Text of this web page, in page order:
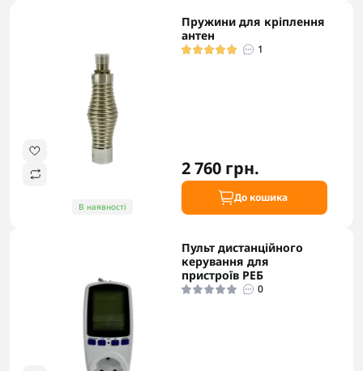
В наявності
Пружини для кріплення
антен
1
2 760 грн.
До кошика
Пульт дистанційного
керування для
пристроїв РЕБ
0